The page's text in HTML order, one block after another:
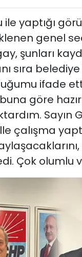
yaptığı
genel
şunları
sıra
ifade
göre
Sayın
Çok olumlu